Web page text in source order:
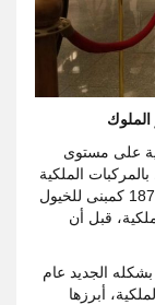
على مستوى
الملكية
لأسرة محمد علي. أنشأه الخديوي إسماعيل عام 1879 كمبنى للخيول
قبل أن
الجديد عام
أبرزها